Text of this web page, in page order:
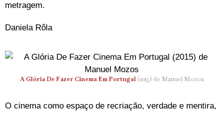
metragem.
Daniela Rôla
A Glória De Fazer Cinema Em Portugal(2015) de Manuel Mozos
O cinema como espaço de recriação, verdade e mentira,